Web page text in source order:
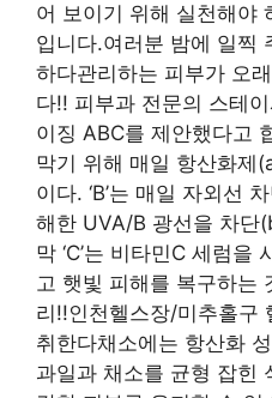
어 보이기 위해 실천해야
입니다.여러분 밤에 일찍
하다관리하는 피부가 오
다!! 피부과 전문의 스테
이징 ABC를 제안했다고
막기 위해 매일 항산화제
이다. ‘B’는 매일 자외선
해한 UVA/B 광선을 차단
막 ‘C’는 비타민C 세럼을
고 햇빛 피해를 복구하는
리!!인천헬스장/미추홀구
취한다채소에는 항산화
과일과 채소를 균형 잡힌